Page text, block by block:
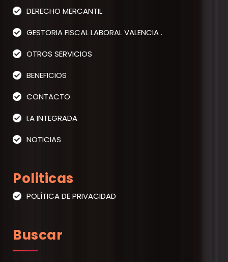
DERECHO MERCANTIL
GESTORIA FISCAL LABORAL VALENCIA .
OTROS SERVICIOS
BENEFICIOS
CONTACTO
I.A INTEGRADA
NOTICIAS
Politicas
POLÍTICA DE PRIVACIDAD
Buscar